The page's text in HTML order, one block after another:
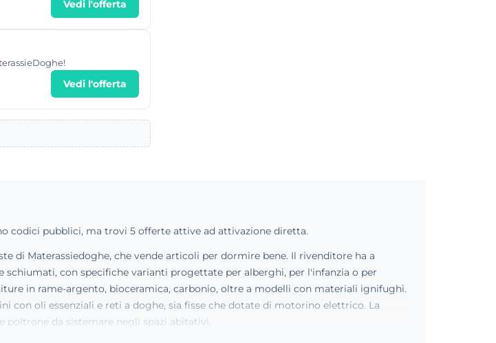
Vedi l'offerta
Vedi l'offerta
codici pubblici, ma trovi 5 offerte attive ad attivazione diretta.
di Materassiedoghe, che vende articoli per dormire bene. Il rivenditore ha a
con specifiche varianti progettate per alberghi, per l'infanzia o per
in rame-argento, bioceramica, carbonio, oltre a modelli con materiali ignifughi.
con oli essenziali e reti a doghe, sia fisse che dotate di motorino elettrico. La
da sistemare negli spazi abitativi.